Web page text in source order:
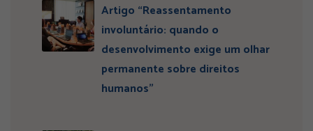
Artigo “Reassentamento
involuntário: quando o
desenvolvimento exige um olhar
permanente sobre direitos
humanos”